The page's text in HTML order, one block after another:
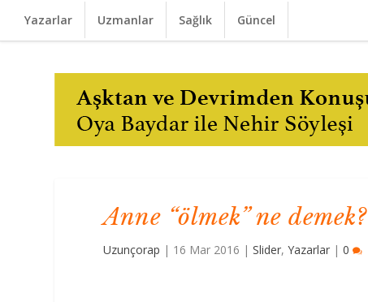
Yazarlar Uzmanlar Sağlık Güncel
Anne “ölmek” ne demek?
Uzunçorap | 16 Mar 2016 |Slider,Yazarlar |0